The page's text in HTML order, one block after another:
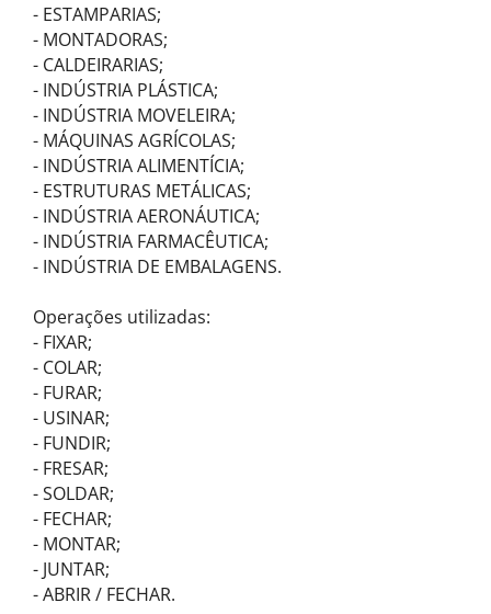
- ESTAMPARIAS;
- MONTADORAS;
- CALDEIRARIAS;
- INDÚSTRIA PLÁSTICA;
- INDÚSTRIA MOVELEIRA;
- MÁQUINAS AGRÍCOLAS;
- INDÚSTRIA ALIMENTÍCIA;
- ESTRUTURAS METÁLICAS;
- INDÚSTRIA AERONÁUTICA;
- INDÚSTRIA FARMACÊUTICA;
- INDÚSTRIA DE EMBALAGENS.
Operações utilizadas:
- FIXAR;
- COLAR;
- FURAR;
- USINAR;
- FUNDIR;
- FRESAR;
- SOLDAR;
- FECHAR;
- MONTAR;
- JUNTAR;
- ABRIR / FECHAR.